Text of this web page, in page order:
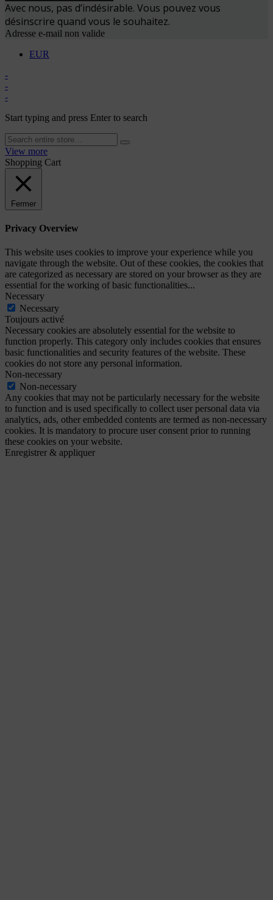
Avec nous, pas d’indésirable. Vous pouvez vous
désinscrire quand vous le souhaitez.
Adresse e-mail non valide
EUR
-
-
-
Start typing and press Enter to search
View more
Shopping Cart
Fermer
Privacy Overview
This website uses cookies to improve your experience while you
navigate through the website. Out of these cookies, the cookies that
are categorized as necessary are stored on your browser as they are
essential for the working of basic functionalities...
Necessary
Necessary
Toujours activé
Necessary cookies are absolutely essential for the website to
function properly. This category only includes cookies that ensures
basic functionalities and security features of the website. These
cookies do not store any personal information.
Non-necessary
Non-necessary
Any cookies that may not be particularly necessary for the website
to function and is used specifically to collect user personal data via
analytics, ads, other embedded contents are termed as non-necessary
cookies. It is mandatory to procure user consent prior to running
these cookies on your website.
Enregistrer & appliquer